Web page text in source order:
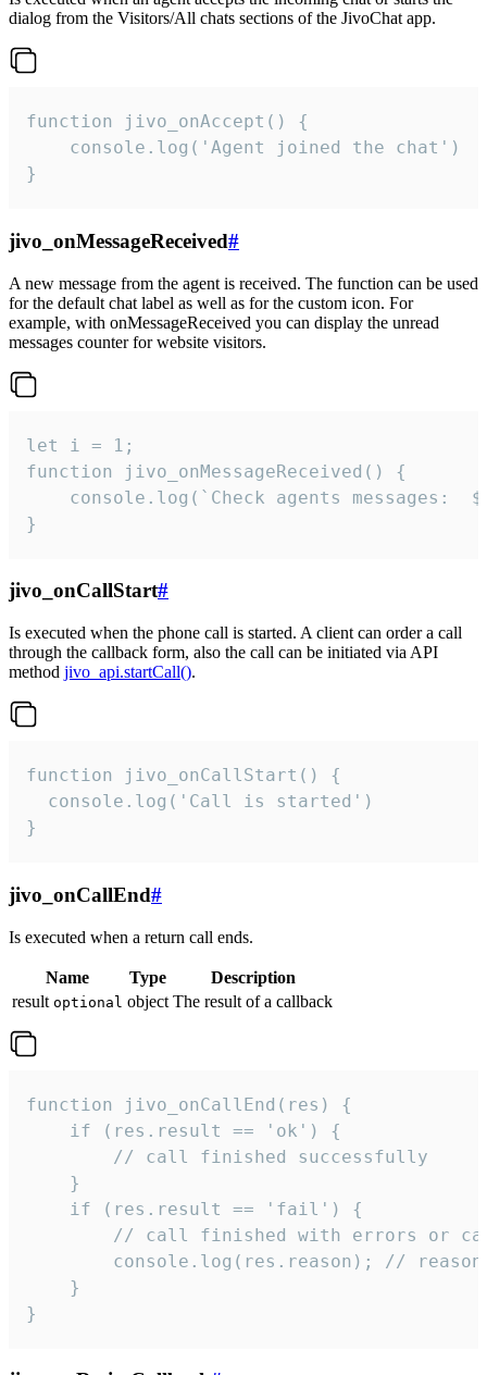
dialog from the Visitors/All chats sections of the JivoChat app.
function jivo_onAccept() {
}
jivo_onMessageReceived#
A new message from the agent is received. The function can be used
for the default chat label as well as for the custom icon. For
example, with onMessageReceived you can display the unread
messages counter for website visitors.
let i = 1;
function jivo_onMessageReceived() {
}
jivo_onCallStart#
Is executed when the phone call is started. A client can order a call
through the callback form, also the call can be initiated via API
method jivo_api.startCall().
function jivo_onCallStart() {
  console.log('Call is started')
}
jivo_onCallEnd#
Is executed when a return call ends.
Name Type
Description
result optional object The result of a callback
function jivo_onCallEnd(res) {
    if (res.result == 'ok') {
        // call finished successfully
    }
    if (res.result == 'fail') {
// call finished with errors or
console.log(res.reason); //
    }
}